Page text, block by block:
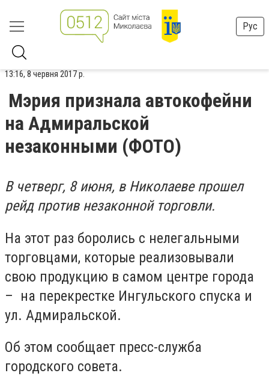
Рус
13:16, 8 червня 2017 р.
Мэрия признала автокофейни
на Адмиральской
незаконными (ФОТО)
В четверг, 8 июня, в Николаеве прошел
рейд против незаконной торговли.
На этот раз боролись с нелегальными
торговцами, которые реализовывали
свою продукцию в самом центре города
– на перекрестке Ингульского спуска и
ул. Адмиральской.
Об этом сообщает пресс-служба
городского совета.